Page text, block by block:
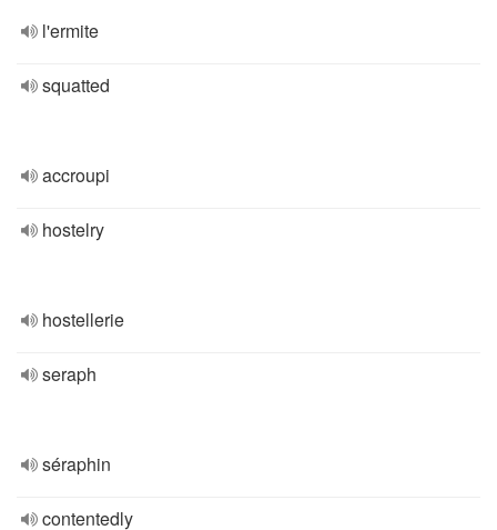
l'ermite
squatted
accroupi
hostelry
hostellerie
seraph
séraphin
contentedly